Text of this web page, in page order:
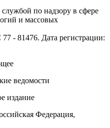
по надзору в сфере
и массовых
- 81476. Дата регистрации:
ведомости
издание
Федерация,